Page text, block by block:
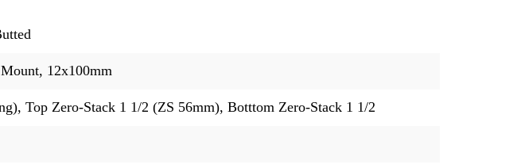
12x100mm
Top Zero-Stack 1 1/2 (ZS 56mm), Botttom Zero-Stack 1 1/2